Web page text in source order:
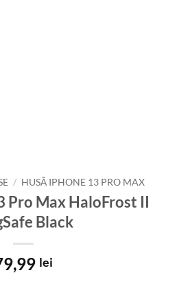
/ HUSĂ IPHONE 13 PRO MAX
Pro Max HaloFrost II
Black
lei